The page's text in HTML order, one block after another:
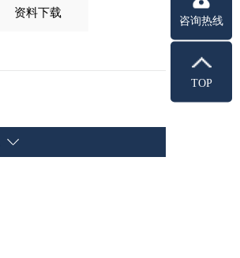
资料下载
咨询热线
TOP